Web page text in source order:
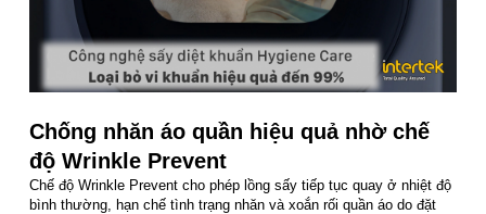
Chống nhăn áo quần hiệu quả nhờ chế
độ Wrinkle Prevent
Chế độ Wrinkle Prevent cho phép lồng sấy tiếp tục quay ở nhiệt độ
bình thường, hạn chế tình trạng nhăn và xoắn rối quần áo do đặt